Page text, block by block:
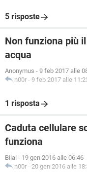
5 risposte
Non funziona più
acqua
Anonymus - 9 feb 2017 alle
n00r - 9 feb 2017 alle
1 risposta
Caduta cellulare
funziona
Bilal - 19 gen 2016 alle 06:46
n00r - 20 gen 2016 alle